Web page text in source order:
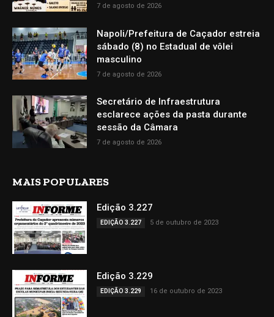
7 de agosto de 2026
Napoli/Prefeitura de Caçador estreia
sábado (8) no Estadual de vôlei
masculino
7 de agosto de 2026
Secretário de Infraestrutura
esclarece ações da pasta durante
sessão da Câmara
7 de agosto de 2026
MAIS POPULARES
Edição 3.227
EDIÇÃO 3.227 5 de outubro de 2023
Edição 3.229
EDIÇÃO 3.229 16 de outubro de 2023